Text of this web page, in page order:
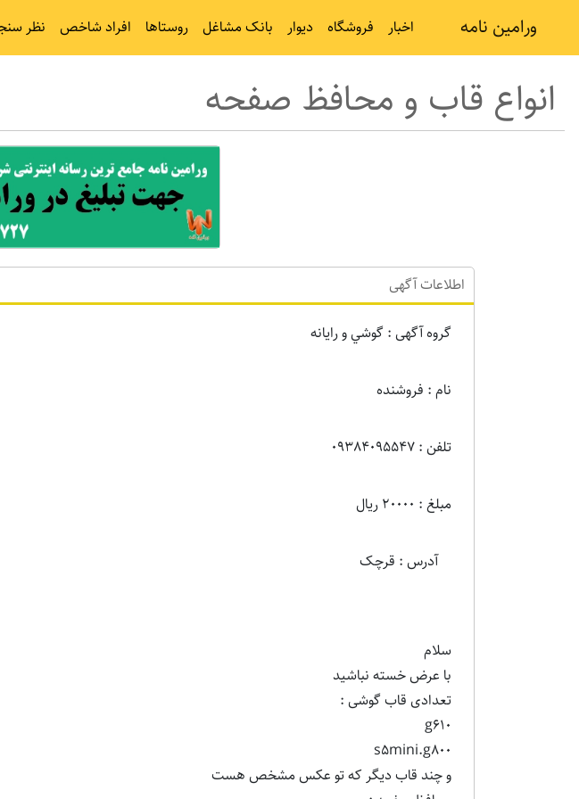
ورامین نامه اخبار فروشگاه دیوار بانک مشاغل روستاها افراد شاخص نظر
انواع قاب و محافظ صفحه
اطلاعات آگهی
گروه آگهی : گوشي و رايانه
نام : فروشنده
تلفن : 09384095547
مبلغ : 20000 ریال
آدرس : قرچک
سلام
با عرض خسته نباشید
تعدادی قاب گوشی :
g610
s5mini.g800
و چند قاب دیگر که تو عکس مشخص هست